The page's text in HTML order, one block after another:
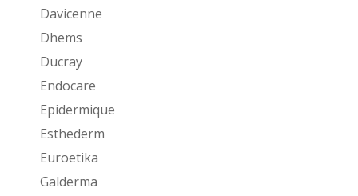
Davicenne
Dhems
Ducray
Endocare
Epidermique
Esthederm
Euroetika
Galderma